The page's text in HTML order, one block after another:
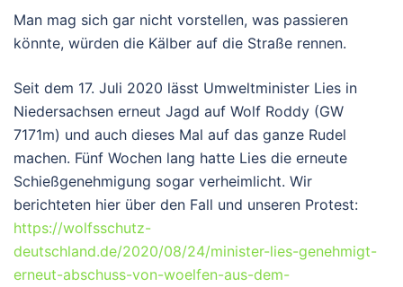
Man mag sich gar nicht vorstellen, was passieren
könnte, würden die Kälber auf die Straße rennen.
Seit dem 17. Juli 2020 lässt Umweltminister Lies in
Niedersachsen erneut Jagd auf Wolf Roddy (GW
7171m) und auch dieses Mal auf das ganze Rudel
machen. Fünf Wochen lang hatte Lies die erneute
Schießgenehmigung sogar verheimlicht. Wir
berichteten hier über den Fall und unseren Protest:
https://wolfsschutz-
deutschland.de/2020/08/24/minister-lies-genehmigt-
erneut-abschuss-von-woelfen-aus-dem-